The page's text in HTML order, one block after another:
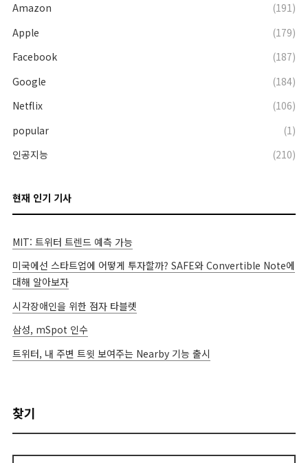
Amazon
(191)
Apple
(179)
Facebook
(187)
Google
(184)
Netflix
(106)
popular
(1)
인공지능
(210)
현재 인기 기사
MIT: 트위터 트렌드 예측 가능
미국에선 스타트업에 어떻게 투자할까? SAFE와 Convertible Note에
대해 알아보자
시각장애인을 위한 점자 타블렛
삼성, mSpot 인수
트위터, 내 주변 트윗 보여주는 Nearby 기능 출시
찾기